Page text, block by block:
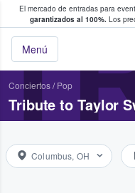
El mercado de entradas para
garantizados al 100%. Los
Menú
y venta de
Conciertos/ Pop
Tribute to Taylor
Columbus, OH